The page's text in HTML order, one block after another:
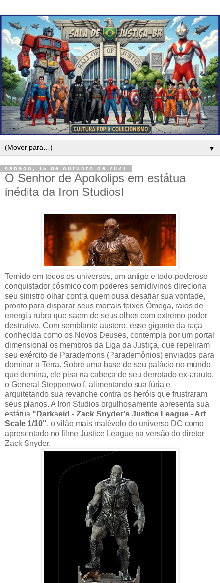
▼
sábado, 16 de outubro de 2021
O Senhor de Apokolips em estátua
inédita da Iron Studios!
Temido em todos os universos, um antigo e todo-poderoso
conquistador cósmico com poderes semidivinos direciona
seu sinistro olhar contra quem ousa desafiar sua vontade,
pronto para disparar seus mortais feixes Ômega, raios de
energia rubra que saem de seus olhos com extremo poder
destrutivo. Com semblante austero, esse gigante da raça
conhecida como os Novos Deuses, contempla por um portal
dimensional os membros da Liga da Justiça, que repeliram
seu exército de Parademons (Parademônios) enviados para
dominar a Terra. Sobre uma base de seu palácio no mundo
que domina, ele pisa na cabeça de seu derrotado ex-arauto,
o General Steppenwolf, alimentando sua fúria e
arquitetando sua revanche contra os heróis que frustraram
seus planos. A Iron Studios orgulhosamente apresenta sua
estátua "Darkseid - Zack Snyder's Justice League - Art
Scale 1/10", o vilão mais malévolo do universo DC como
apresentado no filme Justice League na versão do diretor
Zack Snyder.